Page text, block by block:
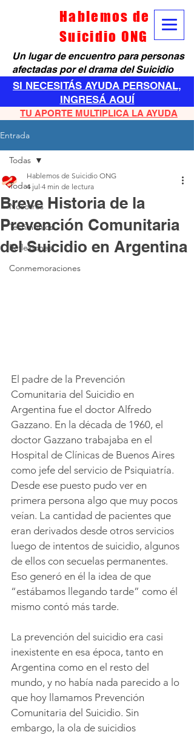
Hablemos de
Suicidio ONG
SI NECESITÁS AYUDA PERSONAL,
INGRESÁ AQUÍ
Un lugar de encuentro para personas
afectadas por el drama del Suicidio
TU APORTE MULTIPLICA LA AYUDA
Entrada
Todas
Nosotros
Testimonios
Reflexiones
Conmemoraciones
Todas
Breve Historia de la
Prevención Comunitaria
del Suicidio en Argentina
Hablemos de Suicidio ONG
4 jul 4 min de lectura
El padre de la Prevención
Comunitaria del Suicidio en
Argentina fue el doctor Alfredo
Gazzano. En la década de 1960, el
doctor Gazzano trabajaba en el
Hospital de Clínicas de Buenos Aires
como jefe del servicio de Psiquiatría.
Desde ese puesto pudo ver en
primera persona algo que muy pocos
veían. La cantidad de pacientes que
eran derivados desde otros servicios
luego de intentos de suicidio, algunos
de ellos con secuelas permanentes.
Eso generó en él la idea de que
“estábamos llegando tarde” como él
mismo contó más tarde.
La prevención del suicidio era casi
inexistente en esa época, tanto en
Argentina como en el resto del
mundo, y no había nada parecido a lo
que hoy llamamos Prevención
Comunitaria del Suicidio. Sin
embargo, la ola de suicidios